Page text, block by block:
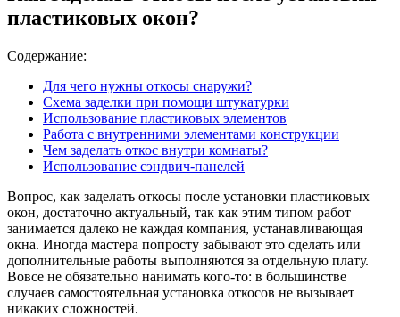
пластиковых окон?
Содержание:
Для чего нужны откосы снаружи?
Схема заделки при помощи штукатурки
Использование пластиковых элементов
Работа с внутренними элементами конструкции
Чем заделать откос внутри комнаты?
Использование сэндвич-панелей
Вопрос, как заделать откосы после установки пластиковых
окон, достаточно актуальный, так как этим типом работ
занимается далеко не каждая компания, устанавливающая
окна. Иногда мастера попросту забывают это сделать или
дополнительные работы выполняются за отдельную плату.
Вовсе не обязательно нанимать кого-то: в большинстве
случаев самостоятельная установка откосов не вызывает
никаких сложностей.